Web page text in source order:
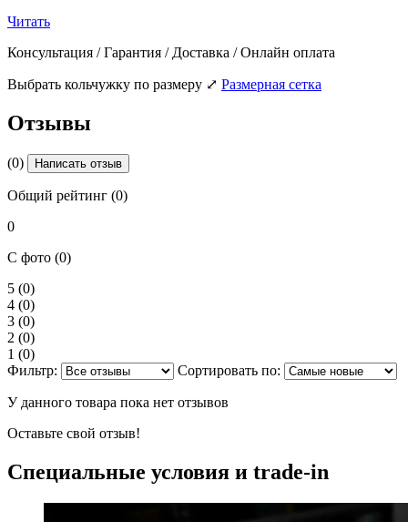
Читать
Консультация / Гарантия / Доставка / Онлайн оплата
Выбрать кольчужку по размеру ⤢ Размерная сетка
Отзывы
(0) Написать отзыв
Общий рейтинг (0)
0
С фото (0)
5 (0)
4 (0)
3 (0)
2 (0)
1 (0)
Фильтр:
Сортировать по:
У данного товара пока нет отзывов
Оставьте свой отзыв!
Специальные условия и trade-in